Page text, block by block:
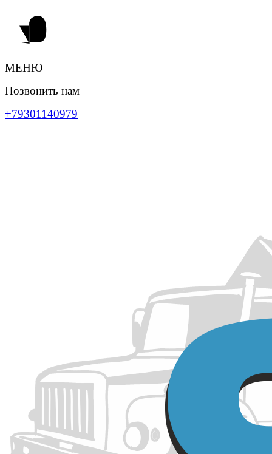
МЕНЮ
Позвонить нам
+79301140979